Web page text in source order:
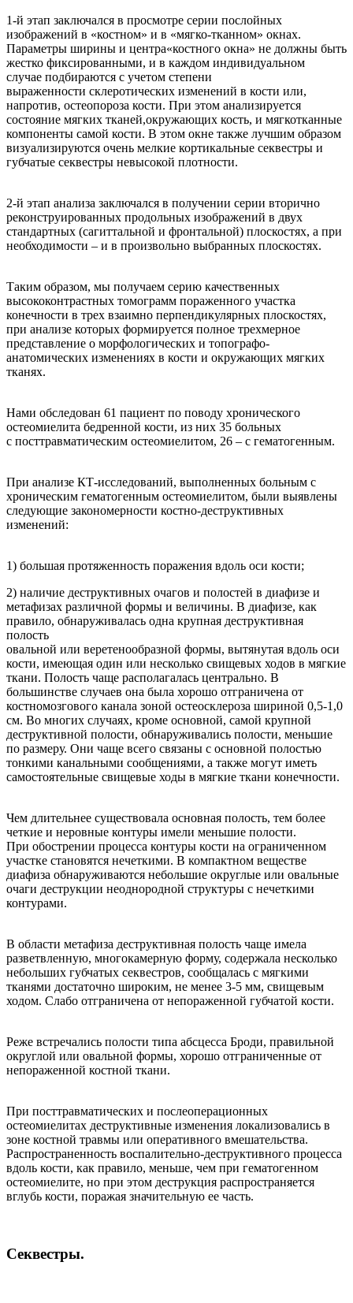
1-й этап заключался в просмотре серии послойных
изображений в «костном» и в «мягко-тканном» окнах.
Параметры ширины и центра«костного окна» не должны быть
жестко фиксированными, и в каждом индивидуальном
случае подбираются с учетом степени
выраженности склеротических изменений в кости или,
напротив, остеопороза кости. При этом анализируется
состояние мягких тканей,окружающих кость, и мягкотканные
компоненты самой кости. В этом окне также лучшим образом
визуализируются очень мелкие кортикальные секвестры и
губчатые секвестры невысокой плотности.
2-й этап анализа заключался в получении серии вторично
реконструированных продольных изображений в двух
стандартных (сагиттальной и фронтальной) плоскостях, а при
необходимости – и в произвольно выбранных плоскостях.
Таким образом, мы получаем серию качественных
высококонтрастных томограмм пораженного участка
конечности в трех взаимно перпендикулярных плоскостях,
при анализе которых формируется полное трехмерное
представление о морфологических и топографо-
анатомических изменениях в кости и окружающих мягких
тканях.
Нами обследован 61 пациент по поводу хронического
остеомиелита бедренной кости, из них 35 больных
с посттравматическим остеомиелитом, 26 – с гематогенным.
При анализе КТ-исследований, выполненных больным с
хроническим гематогенным остеомиелитом, были выявлены
следующие закономерности костно-деструктивных
изменений:
1) большая протяженность поражения вдоль оси кости;
2) наличие деструктивных очагов и полостей в диафизе и
метафизах различной формы и величины. В диафизе, как
правило, обнаруживалась одна крупная деструктивная
полость
овальной или веретенообразной формы, вытянутая вдоль оси
кости, имеющая один или несколько свищевых ходов в мягкие
ткани. Полость чаще располагалась центрально. В
большинстве случаев она была хорошо отграничена от
костномозгового канала зоной остеосклероза шириной 0,5-1,0
см. Во многих случаях, кроме основной, самой крупной
деструктивной полости, обнаруживались полости, меньшие
по размеру. Они чаще всего связаны с основной полостью
тонкими канальными сообщениями, а также могут иметь
самостоятельные свищевые ходы в мягкие ткани конечности.
Чем длительнее существовала основная полость, тем более
четкие и неровные контуры имели меньшие полости.
При обострении процесса контуры кости на ограниченном
участке становятся нечеткими. В компактном веществе
диафиза обнаруживаются небольшие округлые или овальные
очаги деструкции неоднородной структуры с нечеткими
контурами.
В области метафиза деструктивная полость чаще имела
разветвленную, многокамерную форму, содержала несколько
небольших губчатых секвестров, сообщалась с мягкими
тканями достаточно широким, не менее 3-5 мм, свищевым
ходом. Слабо отграничена от непораженной губчатой кости.
Реже встречались полости типа абсцесса Броди, правильной
округлой или овальной формы, хорошо отграниченные от
непораженной костной ткани.
При посттравматических и послеоперационных
остеомиелитах деструктивные изменения локализовались в
зоне костной травмы или оперативного вмешательства.
Распространенность воспалительно-деструктивного процесса
вдоль кости, как правило, меньше, чем при гематогенном
остеомиелите, но при этом деструкция распространяется
вглубь кости, поражая значительную ее часть.
Секвестры.